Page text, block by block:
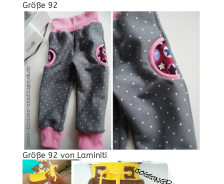
Größe 92
Größe 92 von Laminiti